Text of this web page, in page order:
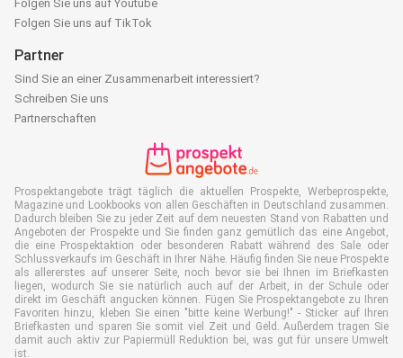
Folgen Sie uns auf Youtube
Folgen Sie uns auf TikTok
Partner
Sind Sie an einer Zusammenarbeit interessiert?
Schreiben Sie uns
Partnerschaften
Prospektangebote trägt täglich die aktuellen Prospekte, Werbeprospekte,
Magazine und Lookbooks von allen Geschäften in Deutschland zusammen.
Dadurch bleiben Sie zu jeder Zeit auf dem neuesten Stand von Rabatten und
Angeboten der Prospekte und Sie finden ganz gemütlich das eine Angebot,
die eine Prospektaktion oder besonderen Rabatt während des Sale oder
Schlussverkaufs im Geschäft in Ihrer Nähe. Häufig finden Sie neue Prospekte
als allererstes auf unserer Seite, noch bevor sie bei Ihnen im Briefkasten
liegen, wodurch Sie sie natürlich auch auf der Arbeit, in der Schule oder
direkt im Geschäft angucken können. Fügen Sie Prospektangebote zu Ihren
Favoriten hinzu, kleben Sie einen "bitte keine Werbung!" - Sticker auf Ihren
Briefkasten und sparen Sie somit viel Zeit und Geld. Außerdem tragen Sie
damit auch aktiv zur Papiermüll Reduktion bei, was gut für unsere Umwelt
ist.